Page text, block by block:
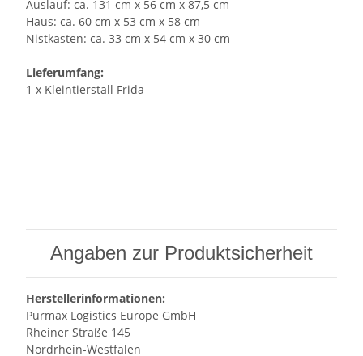
Auslauf: ca. 131 cm x 56 cm x 87,5 cm
Haus: ca. 60 cm x 53 cm x 58 cm
Nistkasten: ca. 33 cm x 54 cm x 30 cm
Lieferumfang:
1 x Kleintierstall Frida
Angaben zur Produktsicherheit
Herstellerinformationen:
Purmax Logistics Europe GmbH
Rheiner Straße 145
Nordrhein-Westfalen